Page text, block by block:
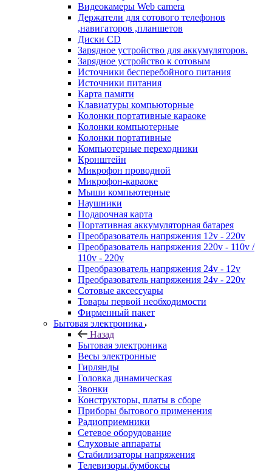
Видеокамеры Web camera
Держатели для сотового телефонов
,навигаторов ,планшетов
Диски CD
Зарядное устройство для аккумуляторов.
Зарядное устройство к сотовым
Источники бесперебойного питания
Источники питания
Карта памяти
Клавиатуры компьюторные
Колонки портативные караоке
Колонки компьютерные
Колонки портативные
Компьютерные переходники
Кронштейн
Микрофон проводной
Микрофон-караоке
Мыши компьютерные
Наушники
Подарочная карта
Портативная аккумуляторная батарея
Преобразователь напряжения 12v - 220v
Преобразователь напряжения 220v - 110v /
110v - 220v
Преобразователь напряжения 24v - 12v
Преобразователь напряжения 24v - 220v
Сотовые аксессуары
Товары первой необходимости
Фирменный пакет
Бытовая электроника
Назад
Бытовая электроника
Весы электронные
Гирлянды
Головка динамическая
Звонки
Конструкторы, платы в сборе
Приборы бытового применения
Радиоприемники
Сетевое оборудование
Слуховые аппараты
Стабилизаторы напряжения
Телевизоры.бумбоксы